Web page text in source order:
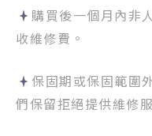
購買後一個月內非
收維修費。
保固期或保固範圍
們保留拒絕提供維修